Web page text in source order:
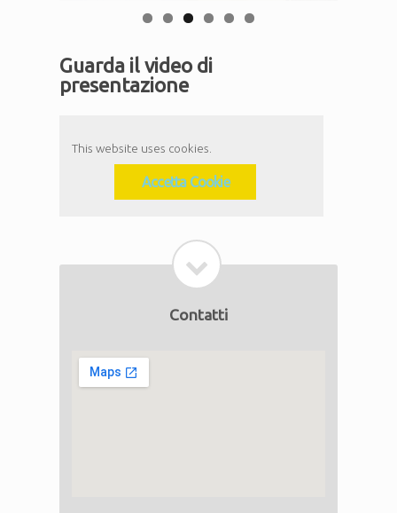
Guarda il video di
presentazione
This website uses cookies.
Accetta Cookie
Contatti